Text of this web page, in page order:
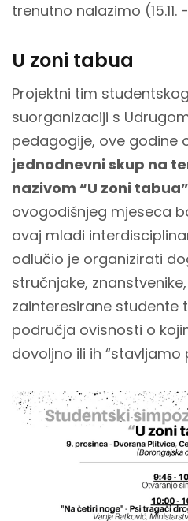
trenutno nalazimo (15.11. -
U zoni tabua
Projektni tim
suorganizaciji s
pedagogije, ove godine
jednodnevni skup na
nazivom “U zoni tabua”
ovogodišnjeg mjeseca
ovaj mladi
odlučio je organizirati
stručnjake,
zainteresirane studente
područja ovisnosti o
dovoljno ili ih “stavljamo